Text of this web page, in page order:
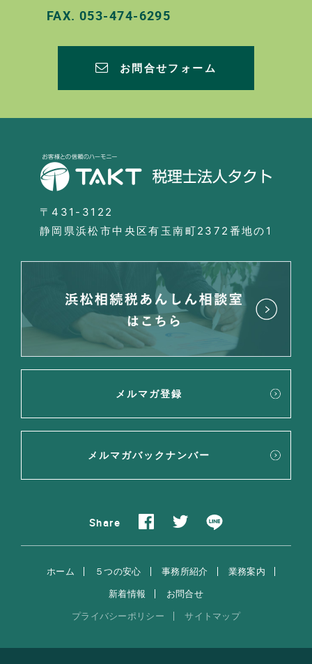
FAX. 053-474-6295
お問合せフォーム
〒431-3122
静岡県浜松市中央区有玉南町2372番地の1
メルマガ登録
メルマガバックナンバー
Share
ホーム ５つの安心 事務所紹介
業務案内
新着情報
お問合せ
プライバシーポリシー
サイトマップ